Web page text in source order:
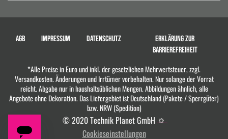
AGB IMPRESSUM DATENSCHUTZ
ERKLÄRUNG ZUR
BARRIEREFREIHEIT
*Alle Preise in Euro und inkl. der gesetzlichen Mehrwertsteuer, zzgl.
Versandkosten. Änderungen und Irrtümer vorbehalten. Nur solange der Vorrat
reicht. Abgabe nur in haushaltsüblichen Mengen. Abbildungen ähnlich, alle
Angebote ohne Dekoration. Das Liefergebiet ist Deutschland (Pakete / Sperrgüter)
bzw. NRW (Spedition)
© 2020 Technik Planet GmbH
Cookieseinstellungen